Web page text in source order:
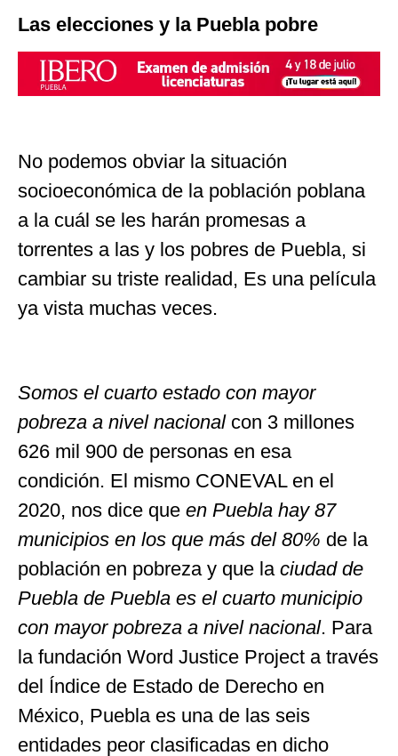
Las elecciones y la Puebla pobre
No podemos obviar la situación
socioeconómica de la población poblana
a la cuál se les harán promesas a
torrentes a las y los pobres de Puebla, si
cambiar su triste realidad, Es una película
ya vista muchas veces.
Somos el cuarto estado con mayor
pobreza a nivel nacionalcon 3 millones
626 mil 900 de personas en esa
condición. El mismo CONEVAL en el
2020, nos dice que en Puebla hay 87
municipios en los que más del 80% de la
población en pobreza y que la ciudad de
Puebla de Puebla es el cuarto municipio
con mayor pobreza a nivel nacional. Para
la fundación Word Justice Project a través
del Índice de Estado de Derecho en
México, Puebla es una de las seis
entidades peor clasificadas en dicho